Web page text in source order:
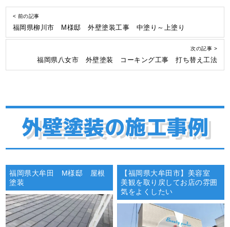
< 前の記事
福岡県柳川市 M様邸 外壁塗装工事 中塗り～上塗り
次の記事 >
福岡県八女市 外壁塗装 コーキング工事 打ち替え工法
外壁塗装の施工事例
福岡県大牟田 M様邸 屋根
塗装
【福岡県大牟田市】美容室
美観を取り戻してお店の雰囲
気をよくしたい